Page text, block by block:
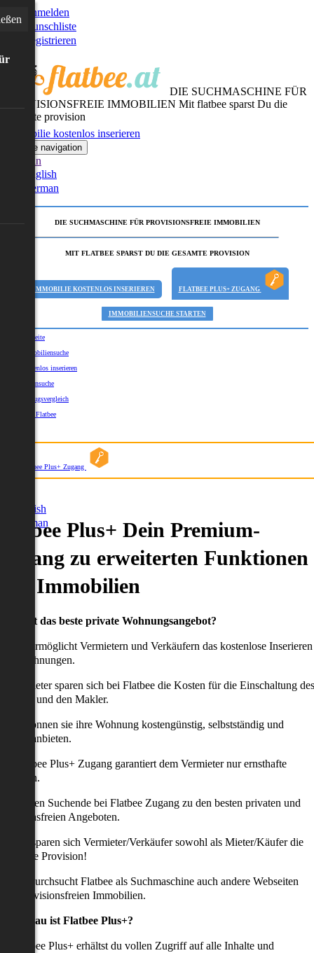
Anmelden
Wunschliste
Registrieren
DIE SUCHMASCHINE FÜR
PROVISIONSFREIE IMMOBILIEN Mit flatbee sparst Du die
gesamte provision
Immobilie kostenlos inserieren
Toggle navigation
German
English
German
DIE SUCHMASCHINE FÜR PROVISIONSFREIE IMMOBILIEN
MIT FLATBEE SPARST DU DIE GESAMTE PROVISION
IMMOBILIE KOSTENLOS INSERIEREN FLATBEE PLUS+ ZUGANG
IMMOBILIENSUCHE STARTEN
Startseite
Immobiliensuche
Kostenlos inserieren
Kartensuche
Umzugsvergleich
Über Flatbee
Flatbee Plus+ Zugang
English
German
Plus+ Dein Premium-
zu erweiterten Funktionen
Immobilien
willst das beste private Wohnungsangebot?
ermöglicht Vermietern und Verkäufern das kostenlose Inserieren
Wohnungen.
Anbieter sparen sich bei Flatbee die Kosten für die Einschaltung des
und den Makler.
können sie ihre Wohnung kostengünstig, selbstständig und
anbieten.
Flatbee Plus+ Zugang garantiert dem Vermieter nur ernsthafte
erhalten Suchende bei Flatbee Zugang zu den besten privaten und
Angeboten.
uns sparen sich Vermieter/Verkäufer sowohl als Mieter/Käufer die
Provision!
durchsucht Flatbee als Suchmaschine auch andere Webseiten
provisionsfreien Immobilien.
genau ist Flatbee Plus+?
Flatbee Plus+ erhältst du vollen Zugriff auf alle Inhalte und